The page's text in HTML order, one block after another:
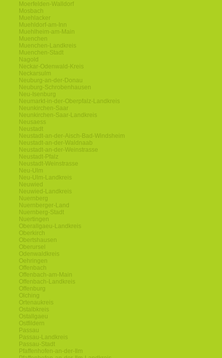
Moerfelden-Walldorf
Mosbach
Muehlacker
Muehldorf-am-Inn
Muehlheim-am-Main
Muenchen
Muenchen-Landkreis
Muenchen-Stadt
Nagold
Neckar-Odenwald-Kreis
Neckarsulm
Neuburg-an-der-Donau
Neuburg-Schrobenhausen
Neu-Isenburg
Neumarkt-in-der-Oberpfalz-Landkreis
Neunkirchen-Saar
Neunkirchen-Saar-Landkreis
Neusaess
Neustadt
Neustadt-an-der-Aisch-Bad-Windsheim
Neustadt-an-der-Waldnaab
Neustadt-an-der-Weinstrasse
Neustadt-Pfalz
Neustadt-Weinstrasse
Neu-Ulm
Neu-Ulm-Landkreis
Neuwied
Neuwied-Landkreis
Nuernberg
Nuernberger-Land
Nuernberg-Stadt
Nuertingen
Oberallgaeu-Landkreis
Oberkirch
Obertshausen
Oberursel
Odenwaldkreis
Oehringen
Offenbach
Offenbach-am-Main
Offenbach-Landkreis
Offenburg
Olching
Ortenaukreis
Ostalbkreis
Ostallgaeu
Ostfildern
Passau
Passau-Landkreis
Passau-Stadt
Pfaffenhofen-an-der-Ilm